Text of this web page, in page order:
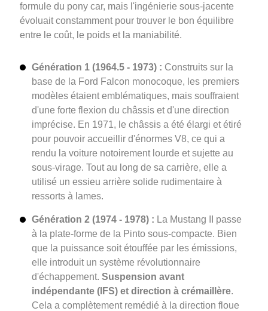
formule du pony car, mais l'ingénierie sous-jacente
évoluait constamment pour trouver le bon équilibre
entre le coût, le poids et la maniabilité.
Génération 1 (1964.5 - 1973) : Construits sur la
base de la Ford Falcon monocoque, les premiers
modèles étaient emblématiques, mais souffraient
d'une forte flexion du châssis et d'une direction
imprécise. En 1971, le châssis a été élargi et étiré
pour pouvoir accueillir d'énormes V8, ce qui a
rendu la voiture notoirement lourde et sujette au
sous-virage. Tout au long de sa carrière, elle a
utilisé un essieu arrière solide rudimentaire à
ressorts à lames.
Génération 2 (1974 - 1978) : La Mustang II passe
à la plate-forme de la Pinto sous-compacte. Bien
que la puissance soit étouffée par les émissions,
elle introduit un système révolutionnaire
d'échappement. Suspension avant
indépendante (IFS) et direction à crémaillère.
Cela a complètement remédié à la direction floue